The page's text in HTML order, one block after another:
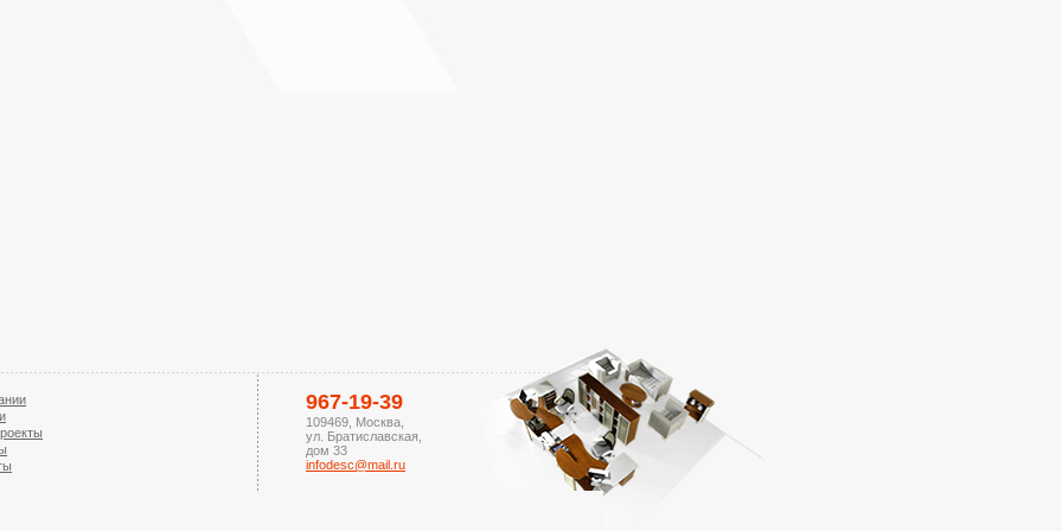
967-19-39
109469, Mосква,
ул. Братиславская,
дом 33
infodesc@mail.ru